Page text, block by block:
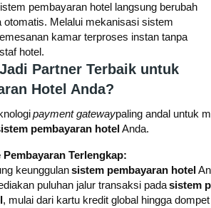
pembayaran hotel langsung berubah
otomatis. Melalui mekanisasi sistem
kamar terproses instan tanpa
hotel.
Partner Terbaik untuk
Hotel Anda?
payment gatewaypaling andal untuk m
pembayaran hotelAnda.
Terlengkap:
keunggulansistem pembayaran hotelAn
puluhan jalur transaksi padasistem p
, mulai dari kartu kredit global hingga dompet